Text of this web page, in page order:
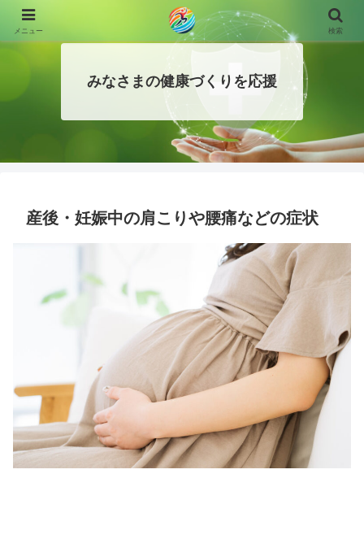
みなさまの健康づくりを応援
産後・妊娠中の肩こりや腰痛などの症状
メニュー 検索